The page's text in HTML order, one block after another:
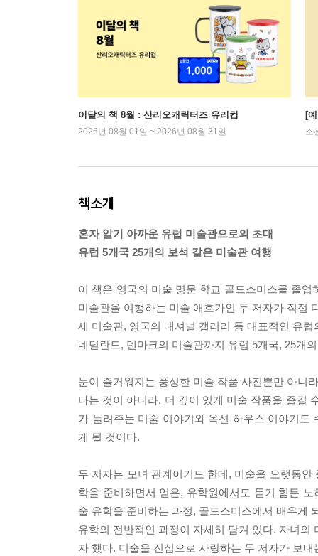
이달의 책 8월 : 산리오캐릭터즈 유리컵
2026년 08월 01일 ~ 2026년 08월 31일
[
소
책소개
혼자 알기 아까운 유럽 미술관으로의 초대
유럽 5개국 25개의 보석 같은 미술관 여행
이 책은 영국의 미술 명문 학교 골드스미스를 졸
미술관을 여행하는 미술 애호가인 두 저자가 직접
세 미술관, 영국의 내셔널 갤러리 등 대표적인 유
네덜란드, 덴마크의 미술관까지 유럽 5개국, 25개
눈이 즐거워지는 풍성한 미술 작품 사진뿐만 아니
나는 것이 아니라, 더 깊이 있게 미술 작품을 즐길
가 들려주는 미술 이야기와 옥션 하우스 이야기
게 될 것이다.
두 저자는 모녀 관계이기도 한데, 미술을 오랫동
학을 준비하면서 얻은, 유학원에서도 듣기 힘든
술 유학을 준비하는 과정, 골드스미스에서 배우게
유학의 전반적인 과정이 자세히 담겨 있다. 자녀
자 했다. 미술을 진심으로 사랑하는 두 저자가 보